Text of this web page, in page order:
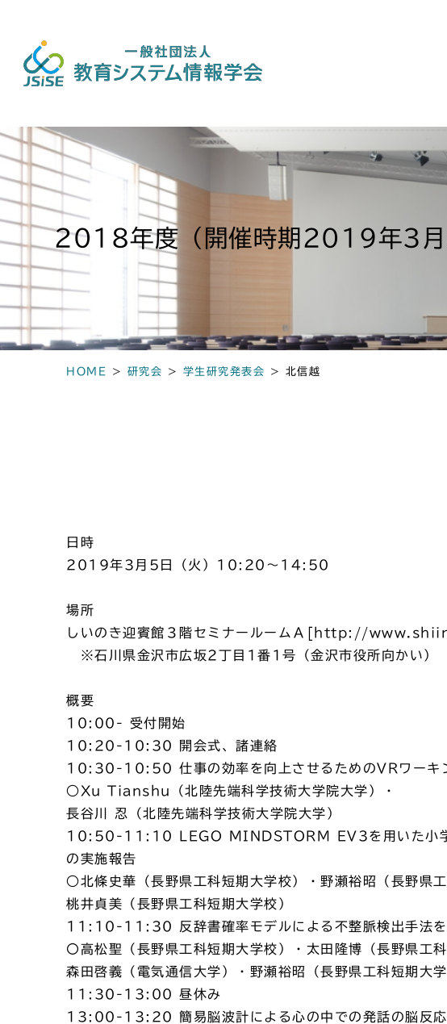
2018年度（開催時期2019年3月
HOME > 研究会 > 学生研究発表会 > 北信越
日時
2019年3月5日（火）10:20～14:50
場所
しいのき迎賓館３階セミナールームＡ[http://
※石川県金沢市広坂2丁目1番1号（金沢市役所向かい）
概要
10:00- 受付開始
10:20-10:30 開会式、諸連絡
10:30-10:50 仕事の効率を向上させるためのVRワーキ
○Xu Tianshu（北陸先端科学技術大学院大学）・
長谷川 忍（北陸先端科学技術大学院大学）
10:50-11:10 LEGO MINDSTORM EV3を用いた小学
の実施報告
○北條史華（長野県工科短期大学校）・野瀬裕昭（長野県工
桃井貞美（長野県工科短期大学校）
11:10-11:30 反辞書確率モデルによる不整脈検出手法を
〇高松聖（長野県工科短期大学校）・太田隆博（長野県工
森田啓義（電気通信大学）・野瀬裕昭（長野県工科短期大学
11:30-13:00 昼休み
13:00-13:20 簡易脳波計による心の中での発話の脳反応